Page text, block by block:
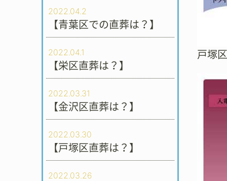
2022.04.2
【青葉区での直葬は？】
2022.04.1
【栄区直葬は？】
2022.03.31
【金沢区直葬は？】
2022.03.30
【戸塚区直葬は？】
2022.03.26
戸塚